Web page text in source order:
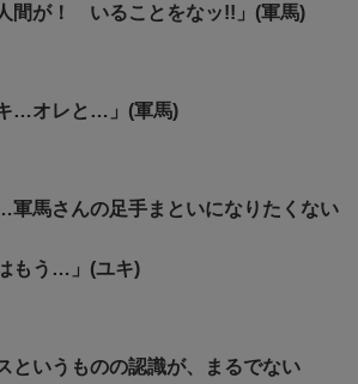
間が！ いることをなッ!!」(軍馬)
…オレと…」(軍馬)
軍馬さんの足手まといになりたくない
もう…」(ユキ)
というものの認識が、まるでない